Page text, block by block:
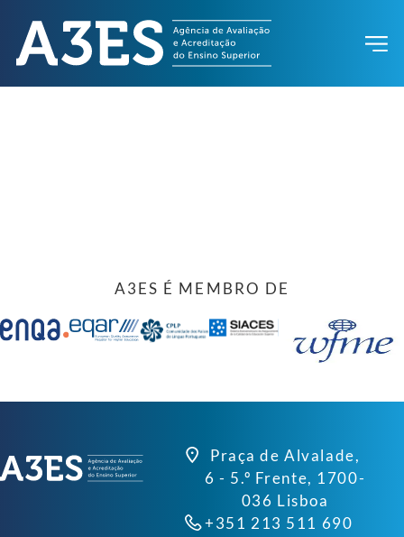
A3ES É MEMBRO DE
Praça de Alvalade,
6 - 5.º Frente, 1700-
036 Lisboa
+351 213 511 690